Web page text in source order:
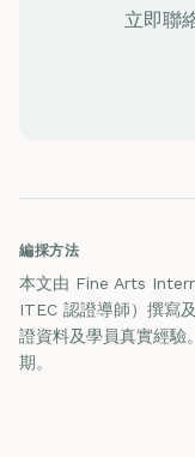
立即聯
編採方法
本文由 Fine Arts
ITEC 認證導師）撰寫
證資料及學員真實經驗
期。